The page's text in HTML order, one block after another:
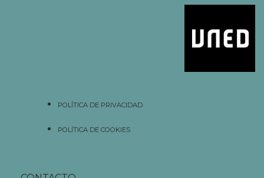
POLÍTICA DE PRIVACIDAD
POLÍTICA DE COOKIES